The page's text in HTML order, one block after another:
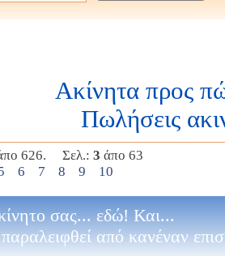
Ακίνητα προς
Πωλήσεις
άπο 626. Σελ.: 3 άπο 63
6 7 8 9 10
σας... εδώ! Και...
από κανέναν